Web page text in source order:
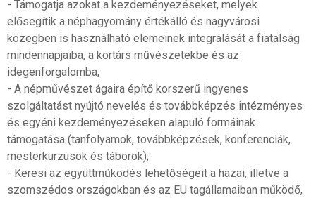
- Támogatja azokat a kezdeményezéseket, melyek
elősegítik a néphagyomány értékálló és nagyvárosi
közegben is használható elemeinek integrálását a fiatalság
mindennapjaiba, a kortárs művészetekbe és az
idegenforgalomba;
- A népművészet ágaira építő korszerű ingyenes
szolgáltatást nyújtó nevelés és továbbképzés intézményes
és egyéni kezdeményezéseken alapuló formáinak
támogatása (tanfolyamok, továbbképzések, konferenciák,
mesterkurzusok és táborok);
- Keresi az együttműködés lehetőségeit a hazai, illetve a
szomszédos országokban és az EU tagállamaiban működő,